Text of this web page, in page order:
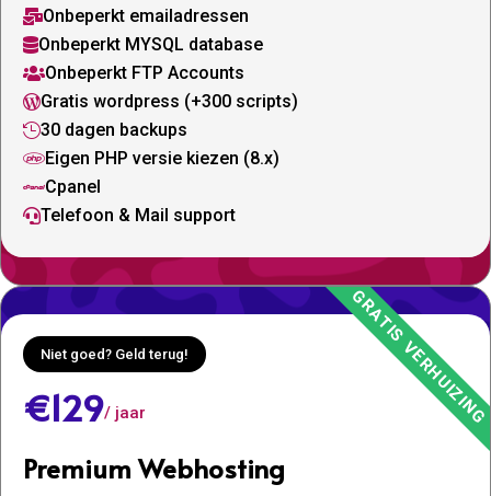
Onbeperkt emailadressen
Onbeperkt MYSQL database
Onbeperkt FTP Accounts
Gratis wordpress (+300 scripts)
30 dagen backups
Eigen PHP versie kiezen (8.x)
Cpanel
Telefoon & Mail support
Niet goed? Geld terug!
€129/ jaar
Premium Webhosting